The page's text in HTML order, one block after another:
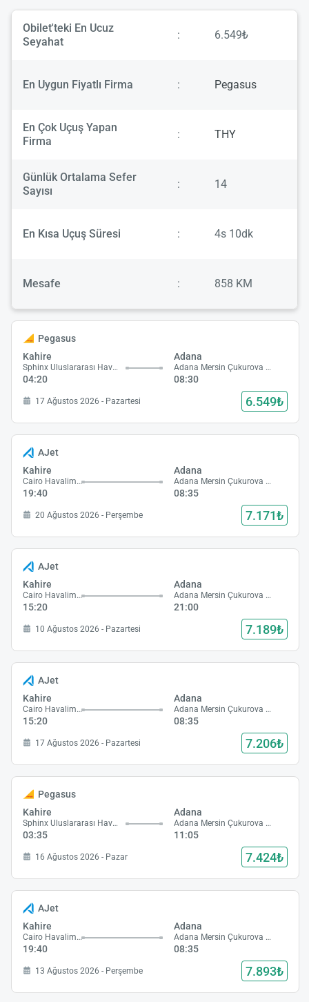
Obilet'teki En Ucuz
Seyahat
: 6.549₺
En Uygun Fiyatlı Firma : Pegasus
En Çok Uçuş Yapan
Firma
: THY
Günlük Ortalama Sefer
Sayısı
: 14
En Kısa Uçuş Süresi : 4s 10dk
Mesafe : 858 KM
Pegasus
Kahire
Sphinx Uluslararası Havalimanı
04:20
Adana
Adana Mersin Çukurova Havalimanı
08:30
17 Ağustos 2026 - Pazartesi 6.549₺
AJet
Kahire
Cairo Havalimanı
19:40
Adana
Adana Mersin Çukurova Havalimanı
08:35
20 Ağustos 2026 - Perşembe 7.171₺
AJet
Kahire
Cairo Havalimanı
15:20
Adana
Adana Mersin Çukurova Havalimanı
21:00
10 Ağustos 2026 - Pazartesi 7.189₺
AJet
Kahire
Cairo Havalimanı
15:20
Adana
Adana Mersin Çukurova Havalimanı
08:35
17 Ağustos 2026 - Pazartesi 7.206₺
Pegasus
Kahire
Sphinx Uluslararası Havalimanı
03:35
Adana
Adana Mersin Çukurova Havalimanı
11:05
16 Ağustos 2026 - Pazar 7.424₺
AJet
Kahire
Cairo Havalimanı
19:40
Adana
Adana Mersin Çukurova Havalimanı
08:35
13 Ağustos 2026 - Perşembe 7.893₺